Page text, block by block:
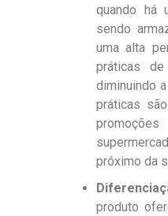
quando há
sendo
uma alta
práticas
diminuindo
práticas
próximo da
produto